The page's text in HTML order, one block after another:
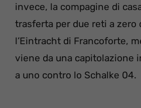
invece, la compagine di
trasferta per due reti a zero
l’Eintracht di Francoforte,
viene da una capitolazione
a uno contro lo Schalke 04.